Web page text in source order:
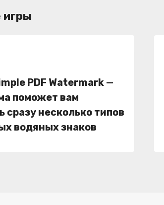
PDF Watermark —
поможет вам
сразу несколько типов
водяных знаков